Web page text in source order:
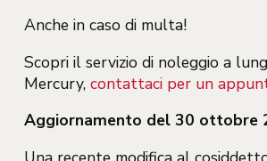
Anche in caso di multa!
Scopri il servizio di noleggio a
Mercury, contattaci per un
Aggiornamento del 30 ottobre